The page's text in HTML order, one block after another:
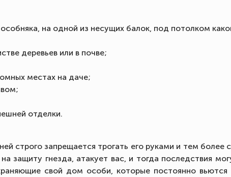
на одной из несущих балок, под потолком
деревьев или в почве;
местах на даче;
отделки.
строго запрещается трогать его руками и тем
защиту гнезда, атакует вас, и тогда последствия
свой дом особи, которые постоянно